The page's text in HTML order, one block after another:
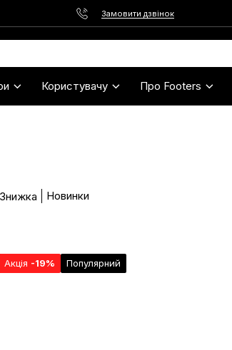
Замовити дзвінок
Користувачу Про Footers
Новинки
Акція -19% Популярний